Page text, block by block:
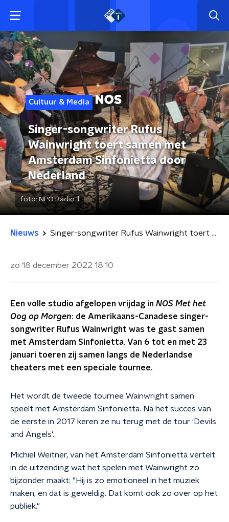
Cultuur & Media
Singer-songwriter Rufus
Wainwright toert samen met
Amsterdam Sinfonietta door
Nederland
foto:NPO Radio 1
Nieuws Singer-songwriter Rufus Wainwright toert samen met Amsterdam Sinfonietta door Nederland
zo 18 december 2022 18:10
Een volle studio afgelopen vrijdag in NOS Met het
Oog op Morgen: de Amerikaans-Canadese singer-
songwriter Rufus Wainwright was te gast samen
met Amsterdam Sinfonietta. Van 6 tot en met 23
januari toeren zij samen langs de Nederlandse
theaters met een speciale tournee.
Het wordt de tweede tournee Wainwright samen
speelt met Amsterdam Sinfonietta. Na het succes van
de eerste in 2017 keren ze nu terug met de tour 'Devils
and Angels'.
Michiel Weitner, van het Amsterdam Sinfonietta vertelt
in de uitzending wat het spelen met Wainwright zo
bijzonder maakt: "Hij is zo emotioneel in het muziek
maken, en dat is geweldig. Dat komt ook zo over op het
publiek."